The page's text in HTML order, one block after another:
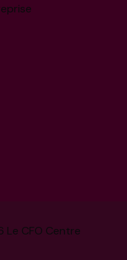
Le CFO Centre